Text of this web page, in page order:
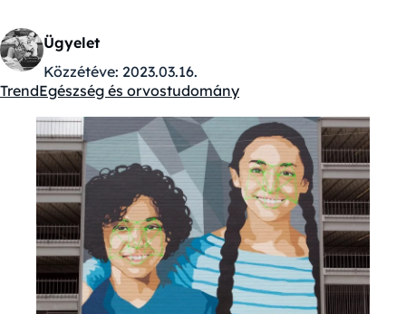
Ügyelet
Közzétéve: 2023.03.16.
Kategóriák:
TrendEgészség és orvostudomány